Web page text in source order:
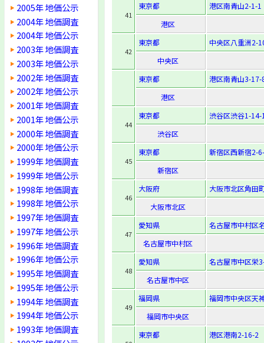
2005年 地価公示
2004年 地価調査
2004年 地価公示
2003年 地価調査
2003年 地価公示
2002年 地価調査
2002年 地価公示
2001年 地価調査
2001年 地価公示
2000年 地価調査
2000年 地価公示
1999年 地価調査
1999年 地価公示
1998年 地価調査
1998年 地価公示
1997年 地価調査
1997年 地価公示
1996年 地価調査
1996年 地価公示
1995年 地価調査
1995年 地価公示
1994年 地価調査
1994年 地価公示
1993年 地価調査
41
東京都
港区南青山2-1-1
港区
42
東京都
中央区八重洲2-
中央区
東京都
港区南青山3-17-
港区
44
東京都
渋谷区渋谷1-14-
渋谷区
45
東京都
新宿区西新宿2-
新宿区
46
大阪府
大阪市北区角田
大阪市北区
47
愛知県
名古屋市中村区
名古屋市中村区
48
愛知県
名古屋市中区栄
名古屋市中区
49
福岡県
福岡市中央区天
福岡市中央区
東京都 港区港南2-16-2